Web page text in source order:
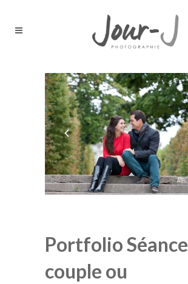
Portfolio Séance
couple ou